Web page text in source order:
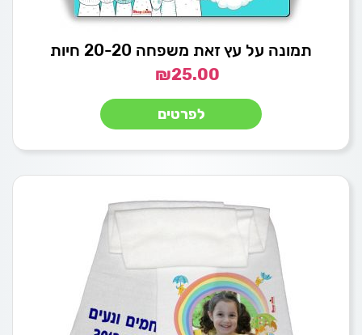
תמונה על עץ זאת משפחה 20-20 חיות
₪25.00
לפרטים